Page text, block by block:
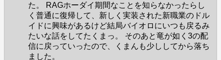
た。 RAGホーダイ期間なことを知らなかったらし
く普通に復帰して、新しく実装された新職業のドル
イドに興味があるけど結局バイオロにいつも戻るみ
たいな話をしてたくまっ。 そのあと竜が如く3の配
信に戻っていったので、くまんも少ししてから落ち
ました。